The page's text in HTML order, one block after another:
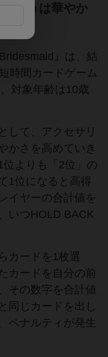
！狙うは華やか
』は、結
時間カードゲーム
対象年齢は10歳
して、アクセサリ
かさを高めていき
位よりも「2位」の
1位になると高得
イヤーの合計値を
いつHOLD BACK
カードを1枚選
カードを自分の前
その数字を合計値
同じカードを出し
ペナルティが発生